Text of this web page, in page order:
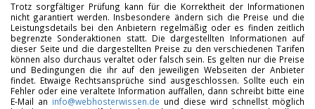
Trotz sorgfältiger Prüfung kann für die Korrektheit der Informationen
nicht garantiert werden. Insbesondere ändern sich die Preise und die
Leistungsdetails bei den Anbietern regelmäßig oder es finden zeitlich
begrenzte Sonderaktionen statt. Die dargestellten Informationen auf
dieser Seite und die dargestellten Preise zu den verschiedenen Tarifen
können also durchaus veraltet oder falsch sein. Es gelten nur die Preise
und Bedingungen die ihr auf den jeweiligen Webseiten der Anbieter
findet. Etwaige Rechtsansprüche sind ausgeschlossen. Sollte euch ein
Fehler oder eine veraltete Information auffallen, dann schreibt bitte eine
E-Mail an info@webhosterwissen.de und diese wird schnellst möglich